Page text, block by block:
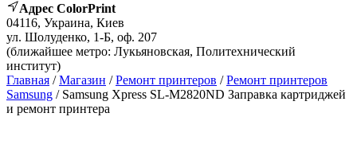
Адрес ColorPrint
04116, Украина, Киев
ул. Шолуденко, 1-Б, оф. 207
(ближайшее метро: Лукьяновская, Политехнический
институт)
Главная /Магазин /Ремонт принтеров /Ремонт принтеров
Samsung / Samsung Xpress SL-M2820ND Заправка картриджей
и ремонт принтера